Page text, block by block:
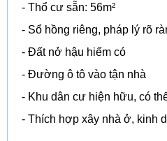
- Thổ cư sẵn: 56m²
- Sổ hồng riêng, pháp lý rõ
- Đất nở hậu hiếm có
- Đường ô tô vào tận nhà
- Khu dân cư hiện hữu, có
- Thích hợp xây nhà ở, kinh